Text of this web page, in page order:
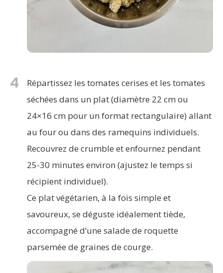
4
Répartissez les tomates cerises et les tomates
séchées dans un plat (diamètre 22 cm ou
24×16 cm pour un format rectangulaire) allant
au four ou dans des ramequins individuels.
Recouvrez de crumble et enfournez pendant
25-30 minutes environ (ajustez le temps si
récipient individuel).
Ce plat végétarien, à la fois simple et
savoureux, se déguste idéalement tiède,
accompagné d’une salade de roquette
parsemée de graines de courge.